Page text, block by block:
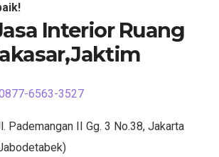
Interior Ruang
6563-3527
Pademangan II Gg. 3 No.38, Jakarta